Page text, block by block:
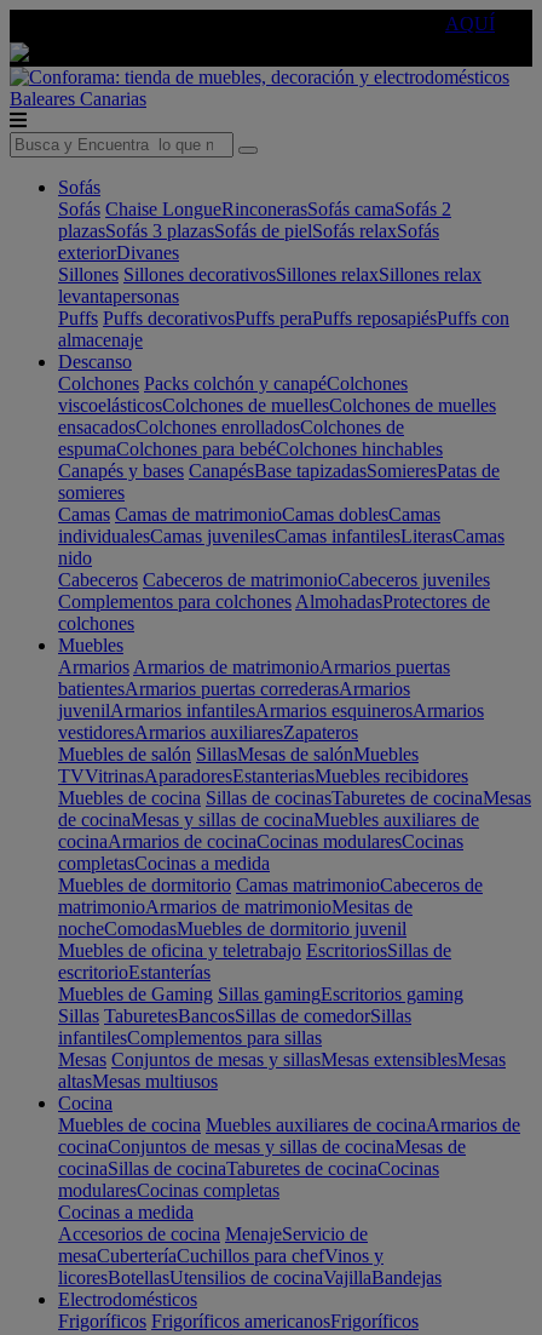
AQUÍ
Baleares Canarias
Sofás
Sofás Chaise LongueRinconerasSofás camaSofás 2
plazasSofás 3 plazasSofás de pielSofás relaxSofás
exteriorDivanes
Sillones Sillones decorativosSillones relaxSillones relax
levantapersonas
Puffs Puffs decorativosPuffs peraPuffs reposapiésPuffs con
almacenaje
Descanso
Colchones Packs colchón y canapéColchones
viscoelásticosColchones de muellesColchones de muelles
ensacadosColchones enrolladosColchones de
espumaColchones para bebéColchones hinchables
Canapés y bases CanapésBase tapizadasSomieresPatas de
somieres
Camas Camas de matrimonioCamas doblesCamas
individualesCamas juvenilesCamas infantilesLiterasCamas
nido
Cabeceros Cabeceros de matrimonioCabeceros juveniles
Complementos para colchones AlmohadasProtectores de
colchones
Muebles
Armarios Armarios de matrimonioArmarios puertas
batientesArmarios puertas correderasArmarios
juvenilArmarios infantilesArmarios esquinerosArmarios
vestidoresArmarios auxiliaresZapateros
Muebles de salón SillasMesas de salónMuebles
TVVitrinasAparadoresEstanteriasMuebles recibidores
Muebles de cocina Sillas de cocinasTaburetes de cocinaMesas
de cocinaMesas y sillas de cocinaMuebles auxiliares de
cocinaArmarios de cocinaCocinas modularesCocinas
completasCocinas a medida
Muebles de dormitorio Camas matrimonioCabeceros de
matrimonioArmarios de matrimonioMesitas de
nocheComodasMuebles de dormitorio juvenil
Muebles de oficina y teletrabajo EscritoriosSillas de
escritorioEstanterías
Muebles de Gaming Sillas gamingEscritorios gaming
Sillas TaburetesBancosSillas de comedorSillas
infantilesComplementos para sillas
Mesas Conjuntos de mesas y sillasMesas extensiblesMesas
altasMesas multiusos
Cocina
Muebles de cocina Muebles auxiliares de cocinaArmarios de
cocinaConjuntos de mesas y sillas de cocinaMesas de
cocinaSillas de cocinaTaburetes de cocinaCocinas
modularesCocinas completas
Cocinas a medida
Accesorios de cocina MenajeServicio de
mesaCuberteríaCuchillos para chefVinos y
licoresBotellasUtensilios de cocinaVajillaBandejas
Electrodomésticos
Frigoríficos Frigoríficos americanosFrigoríficos